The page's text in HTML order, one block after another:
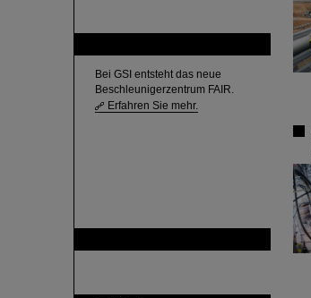
Bei GSI entsteht das neue
Beschleunigerzentrum FAIR.
Erfahren Sie mehr.